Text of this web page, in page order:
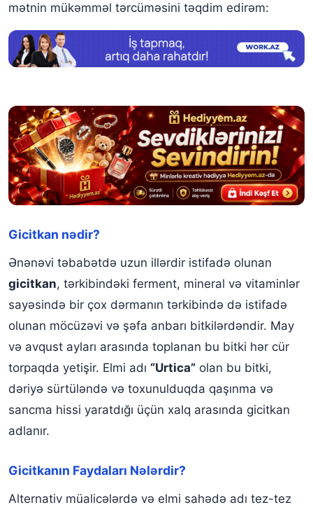
mətnin mükəmməl tərcüməsini təqdim edirəm:
Gicitkan nədir?
Ənənəvi təbabətdə uzun illərdir istifadə olunan
gicitkan, tərkibindəki ferment, mineral və vitaminlər
sayəsində bir çox dərmanın tərkibində də istifadə
olunan möcüzəvi və şəfa anbarı bitkilərdəndir. May
və avqust ayları arasında toplanan bu bitki hər cür
torpaqda yetişir. Elmi adı “Urtica” olan bu bitki,
dəriyə sürtüləndə və toxunulduqda qaşınma və
sancma hissi yaratdığı üçün xalq arasında gicitkan
adlanır.
Gicitkanın Faydaları Nələrdir?
Alternativ müalicələrdə və elmi sahədə adı tez-tez